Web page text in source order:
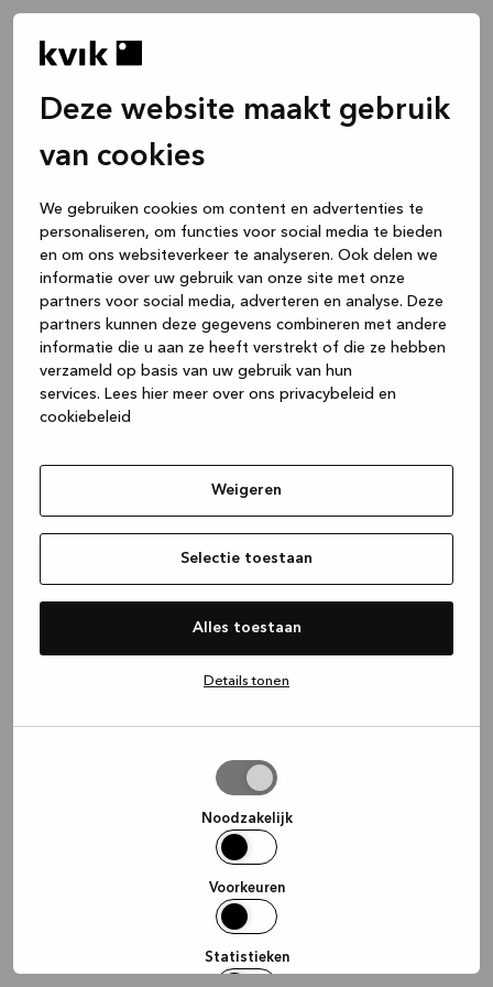
Deze website maakt gebruik
van cookies
We gebruiken cookies om content en advertenties te
personaliseren, om functies voor social media te bieden
en om ons websiteverkeer te analyseren. Ook delen we
informatie over uw gebruik van onze site met onze
partners voor social media, adverteren en analyse. Deze
partners kunnen deze gegevens combineren met andere
informatie die u aan ze heeft verstrekt of die ze hebben
verzameld op basis van uw gebruik van hun
services. Lees hier meer over ons privacybeleid en
cookiebeleid
Weigeren
Selectie toestaan
Alles toestaan
Details tonen
Noodzakelijk
Voorkeuren
Statistieken
(see the browser console for more
information).